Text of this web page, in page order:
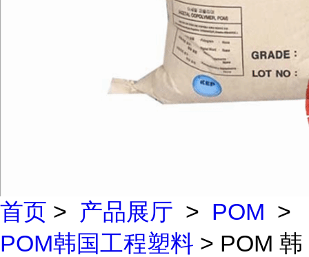
首页 > 产品展厅 > POM >
POM韩国工程塑料 > POM 韩